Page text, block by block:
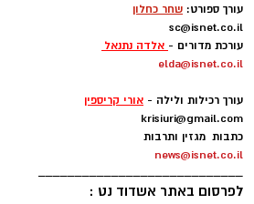
רוצה לעקוב אחרי הערוץ של
ב-WhatsApp לחצו כאן
להורדת אפליקציה של אשדוד נט
עקבו בפייסבוק
עקבו באינסטגרם
עורך ספורט: שחר כחלון
sc@isnet.co.il
עורכת מדורים - אלדה נתנאל
elda@isnet.co.il
עורך רכילות ולילה - אורי קריספין
krisiuri@gmail.com
כתבות מגזין ותרבות
news@isnet.co.il
לפרסום באתר אשדוד נט :